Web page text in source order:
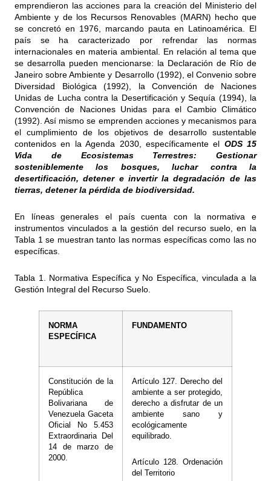
emprendieron las acciones para la creación del Ministerio del
Ambiente y de los Recursos Renovables (MARN) hecho que
se concretó en 1976, marcando pauta en Latinoamérica. El
país se ha caracterizado por refrendar las normas
internacionales en materia ambiental. En relación al tema que
se desarrolla pueden mencionarse: la Declaración de Río de
Janeiro sobre Ambiente y Desarrollo (1992), el Convenio sobre
Diversidad Biológica (1992), la Convención de Naciones
Unidas de Lucha contra la Desertificación y Sequía (1994), la
Convención de Naciones Unidas para el Cambio Climático
(1992). Así mismo se emprenden acciones y mecanismos para
el cumplimiento de los objetivos de desarrollo sustentable
contenidos en la Agenda 2030, específicamente el ODS 15
Vida de Ecosistemas Terrestres: Gestionar
sosteniblemente los bosques, luchar contra la
desertificación, detener e invertir la degradación de las
tierras, detener la pérdida de biodiversidad.
En líneas generales el país cuenta con la normativa e
instrumentos vinculados a la gestión del recurso suelo, en la
Tabla 1 se muestran tanto las normas específicas como las no
específicas.
Tabla 1. Normativa Específica y No Específica, vinculada a la
Gestión Integral del Recurso Suelo.
NORMA
ESPECÍFICA
FUNDAMENTO
Constitución de la
República
Bolivariana de
Venezuela Gaceta
Oficial No 5.453
Extraordinaria Del
14 de marzo de
2000.
Artículo 127. Derecho del
ambiente a ser protegido,
derecho a disfrutar de un
ambiente sano y
ecológicamente
equilibrado.
Artículo 128. Ordenación
del Territorio